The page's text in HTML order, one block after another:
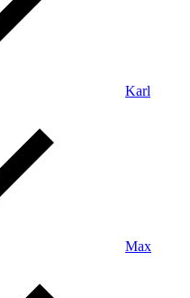
Karl
Max